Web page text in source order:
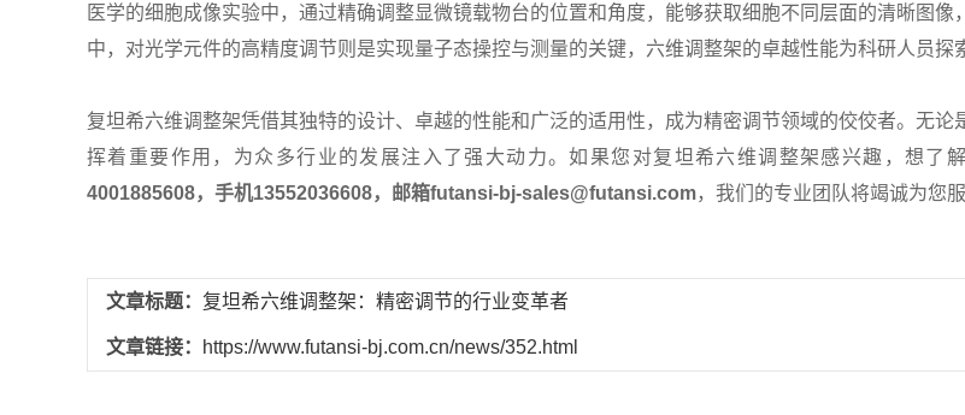
医学的细胞成像实验中，通过精确调整显微镜载物台的位置和角度，能够获取细胞不同层面的清晰图
中，对光学元件的高精度调节则是实现量子态操控与测量的关键，六维调整架的卓越性能为科研人员探
复坦希六维调整架凭借其独特的设计、卓越的性能和广泛的适用性，成为精密调节领域的佼佼者。无
挥着重要作用，为众多行业的发展注入了强大动力。如果您对复坦希六维调整架感兴趣，想了
4001885608，手机13552036608，邮箱futansi-bj-sales@futansi.com，我们的专业团队将竭诚为您服
文章标题： 复坦希六维调整架：精密调节的行业变革者
文章链接： https://www.futansi-bj.com.cn/news/352.html